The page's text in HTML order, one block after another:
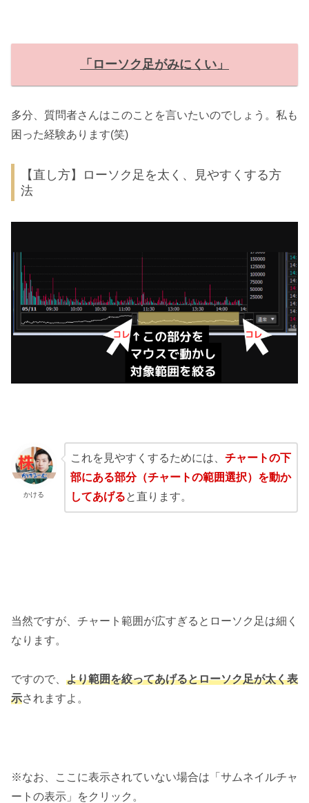
「ローソク足がみにくい」
多分、質問者さんはこのことを言いたいのでしょう。私も
困った経験あります(笑)
【直し方】ローソク足を太く、見やすくする方
法
かける
これを見やすくするためには、 チャートの下
部にある部分（チャートの範囲選択）を動か
してあげると直ります。
当然ですが、チャート範囲が広すぎるとローソク足は細く
なります。
ですので、 より範囲を絞ってあげるとローソク足が太く表
示されますよ。
※なお、ここに表示されていない場合は「サムネイルチャ
ートの表示」をクリック。